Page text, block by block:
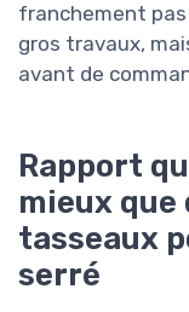
franchement pas
gros travaux,
avant de
Rapport
mieux que
tasseaux
serré